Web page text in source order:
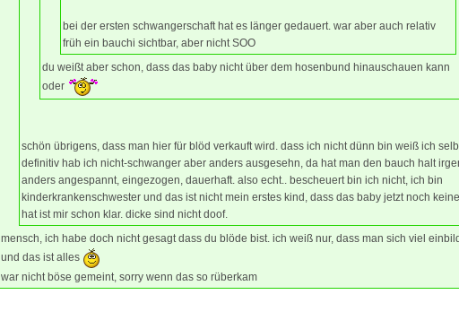
bei der ersten schwangerschaft hat es länger gedauert. war aber auch relativ
früh ein bauchi sichtbar, aber nicht SOO
du weißt aber schon, dass das baby nicht über dem hosenbund hinauschauen kann
oder
schön übrigens, dass man hier für blöd verkauft wird. dass ich nicht dünn bin weiß ich
definitiv hab ich nicht-schwanger aber anders ausgesehn, da hat man den bauch halt
anders angespannt, eingezogen, dauerhaft. also echt.. bescheuert bin ich nicht, ich bin
kinderkrankenschwester und das ist nicht mein erstes kind, dass das baby jetzt noch
hat ist mir schon klar. dicke sind nicht doof.
mensch, ich habe doch nicht gesagt dass du blöde bist. ich weiß nur, dass man sich viel
und das ist alles
war nicht böse gemeint, sorry wenn das so rüberkam